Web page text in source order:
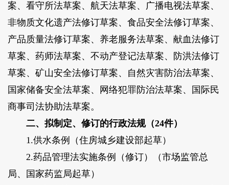
案、看守所法草案、航天法草案、广播电视法草案、
非物质文化遗产法修订草案、食品安全法修订草案、
产品质量法修订草案、养老服务法草案、献血法修订
草案、药师法草案、不动产登记法草案、防洪法修订
草案、矿山安全法修订草案、自然灾害防治法草案、
国家储备安全法草案、网络犯罪防治法草案、国际民
商事司法协助法草案。
二、拟制定、修订的行政法规（24件）
1.供水条例（住房城乡建设部起草）
2.药品管理法实施条例（修订）（市场监管总
局、国家药监局起草）